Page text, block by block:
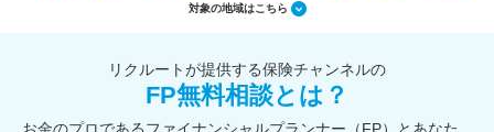
対象の地域はこちら
リクルートが提供する保険チャンネルの
FP無料相談とは？